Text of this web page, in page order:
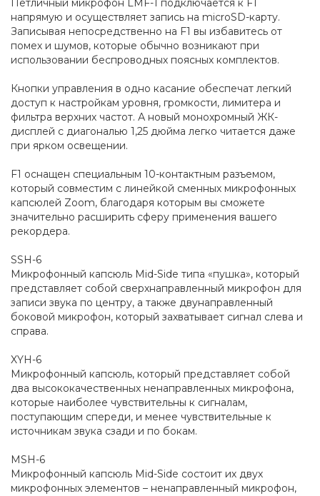
Петличный микрофон LMF-1 подключается к F1
напрямую и осуществляет запись на microSD-карту.
Записывая непосредственно на F1 вы избавитесь от
помех и шумов, которые обычно возникают при
использовании беспроводных поясных комплектов.
Кнопки управления в одно касание обеспечат легкий
доступ к настройкам уровня, громкости, лимитера и
фильтра верхних частот. А новый монохромный ЖК-
дисплей с диагональю 1,25 дюйма легко читается даже
при ярком освещении.
F1 оснащен специальным 10-контактным разъемом,
который совместим с линейкой сменных микрофонных
капсюлей Zoom, благодаря которым вы сможете
значительно расширить сферу применения вашего
рекордера.
SSH-6
Микрофонный капсюль Mid-Side типа «пушка», который
представляет собой сверхнаправленный микрофон для
записи звука по центру, а также двунаправленный
боковой микрофон, который захватывает сигнал слева и
справа.
XYH-6
Микрофонный капсюль, который представляет собой
два высококачественных ненаправленных микрофона,
которые наиболее чувствительны к сигналам,
поступающим спереди, и менее чувствительные к
источникам звука сзади и по бокам.
MSH-6
Микрофонный капсюль Mid-Side состоит их двух
микрофонных элементов – ненаправленный микрофон,